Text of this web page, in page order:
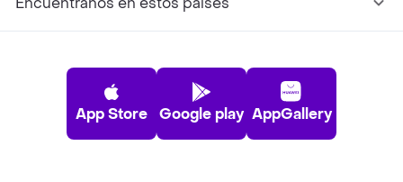
App Store Google play AppGallery